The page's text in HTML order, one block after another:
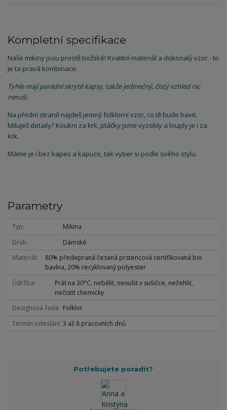
Kompletní specifikace
Naše mikiny jsou prostě božské! Kvalitní materiál a dokonalý vzor - to
je ta pravá kombinace.
Tyhle mají parádní skryté kapsy, takže jedinečný, čistý vzhled nic
neruší.
Na přední straně najdeš jemný folklorní vzor, co tě bude bavit.
Miluješ detaily? Koukni za krk, ptáčky jsme vyzobly a louply je i za
krk.
Máme je i bez kapes a kapuce, tak vyber si podle svého stylu.
Parametry
Typ
Mikina
Druh
Dámské
Materiál
80% předepraná česaná prstencová certifikovaná bio
bavlna, 20% recyklovaný polyester
Údržba
Prát na 30°C, nebělit, nesušit v sušičce, nežehlit,
nečistit chemicky
Designová řada
Folklor
Termín odeslání 3 až 8 pracovních dnů
Potřebujete poradit?